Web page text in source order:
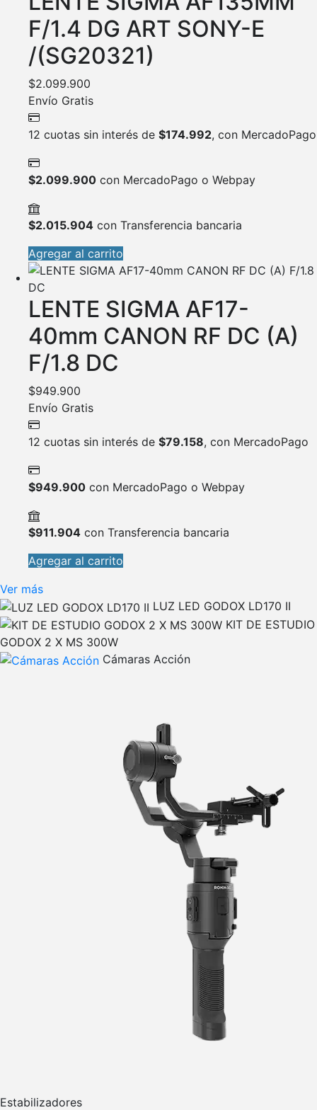
F/1.4 DG ART SONY-E
/(SG20321)
$2.099.900
Envío Gratis
12 cuotas sin interés de $174.992, con MercadoPago
$2.099.900 con MercadoPago o Webpay
$2.015.904 con Transferencia bancaria
Agregar al carrito
LENTE SIGMA AF17-
40mm CANON RF DC (A)
F/1.8 DC
$949.900
Envío Gratis
12 cuotas sin interés de $79.158, con MercadoPago
$949.900 con MercadoPago o Webpay
$911.904 con Transferencia bancaria
Agregar al carrito
Ver más
LUZ LED GODOX LD170 II
KIT DE ESTUDIO
GODOX 2 X MS 300W
Cámaras Acción
Estabilizadores